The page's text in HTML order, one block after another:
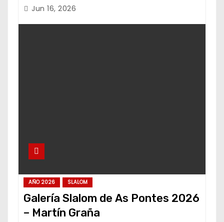
Jun 16, 2026
AÑO 2026 SLALOM
Galería Slalom de As Pontes 2026
– Martín Graña